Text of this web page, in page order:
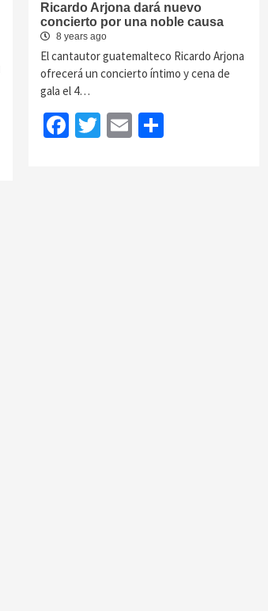
Ricardo Arjona dará nuevo
concierto por una noble causa
8 years ago
El cantautor guatemalteco Ricardo Arjona
ofrecerá un concierto íntimo y cena de
gala el 4…
Facebook
Twitter
EmailShare